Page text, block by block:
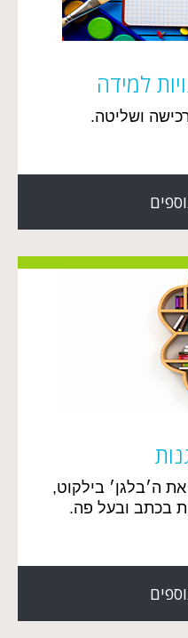
למידה
ושליטה.
ה׳בלגן׳ בילקוט,
בכתב ובעל פה.